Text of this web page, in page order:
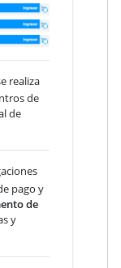
realiza
de
de
pago y
de
y